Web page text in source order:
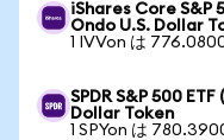
iShares Core S&P
Ondo U.S. Dollar
1 IVVon は
SPDR S&P 500
Dollar Token
1 SPYon は